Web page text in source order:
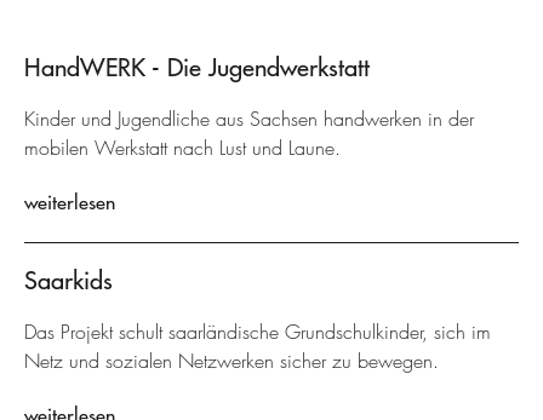
HandWERK - Die Jugendwerkstatt
Kinder und Jugendliche aus Sachsen handwerken in der
mobilen Werkstatt nach Lust und Laune.
weiterlesen
Saarkids
Das Projekt schult saarländische Grundschulkinder, sich im
Netz und sozialen Netzwerken sicher zu bewegen.
weiterlesen